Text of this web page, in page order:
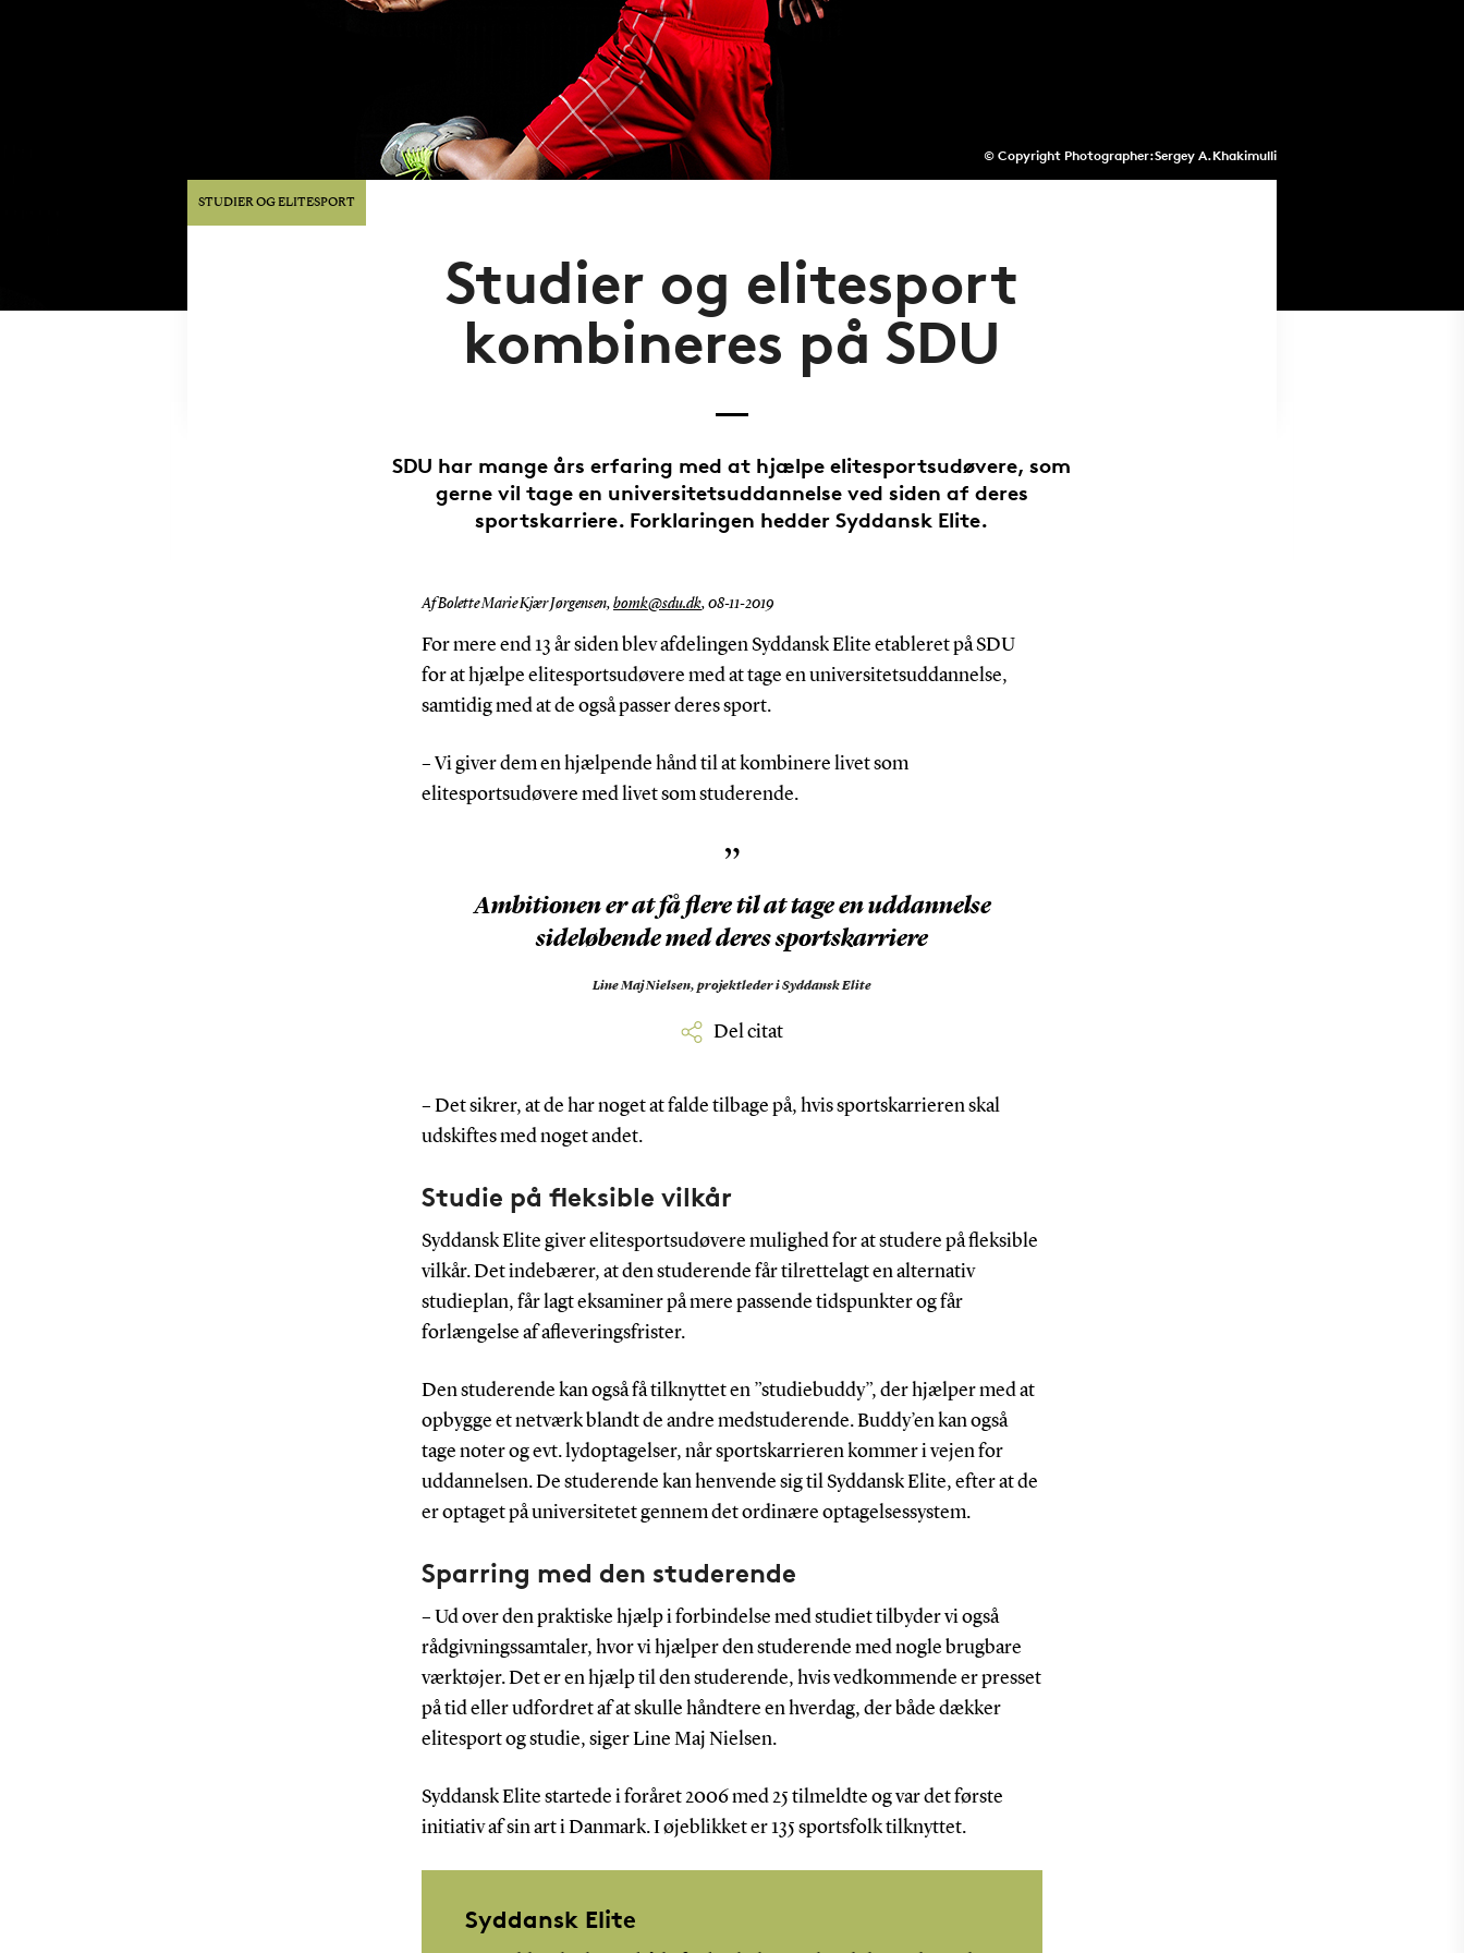
STUDIER OG ELITESPORT
© Copyright Photographer:Sergey A.Khakimulli
Studier og elitesport
kombineres på SDU
SDU har mange års erfaring med at hjælpe elitesportsudøvere, som
gerne vil tage en universitetsuddannelse ved siden af deres
sportskarriere. Forklaringen hedder Syddansk Elite.
Af Bolette Marie Kjær Jørgensen, bomk@sdu.dk, 08-11-2019
For mere end 13 år siden blev afdelingen Syddansk Elite etableret på SDU
for at hjælpe elitesportsudøvere med at tage en universitetsuddannelse,
samtidig med at de også passer deres sport.
– Vi giver dem en hjælpende hånd til at kombinere livet som
elitesportsudøvere med livet som studerende.
”
Ambitionen er at få flere til at tage en uddannelse
sideløbende med deres sportskarriere
Line Maj Nielsen, projektleder i Syddansk Elite
Del citat
– Det sikrer, at de har noget at falde tilbage på, hvis sportskarrieren skal
udskiftes med noget andet.
Studie på fleksible vilkår
Syddansk Elite giver elitesportsudøvere mulighed for at studere på fleksible
vilkår. Det indebærer, at den studerende får tilrettelagt en alternativ
studieplan, får lagt eksaminer på mere passende tidspunkter og får
forlængelse af afleveringsfrister.
Den studerende kan også få tilknyttet en ”studiebuddy”, der hjælper med at
opbygge et netværk blandt de andre medstuderende. Buddy’en kan også
tage noter og evt. lydoptagelser, når sportskarrieren kommer i vejen for
uddannelsen. De studerende kan henvende sig til Syddansk Elite, efter at de
er optaget på universitetet gennem det ordinære optagelsessystem.
Sparring med den studerende
– Ud over den praktiske hjælp i forbindelse med studiet tilbyder vi også
rådgivningssamtaler, hvor vi hjælper den studerende med nogle brugbare
værktøjer. Det er en hjælp til den studerende, hvis vedkommende er presset
på tid eller udfordret af at skulle håndtere en hverdag, der både dækker
elitesport og studie, siger Line Maj Nielsen.
Syddansk Elite startede i foråret 2006 med 25 tilmeldte og var det første
initiativ af sin art i Danmark. I øjeblikket er 135 sportsfolk tilknyttet.
Syddansk Elite